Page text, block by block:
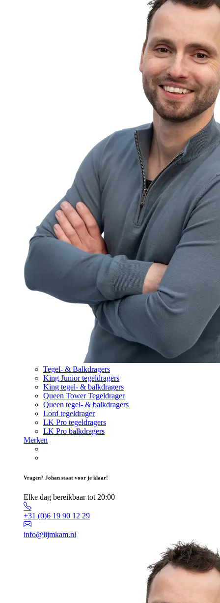
Tegel- & Balkdragers
King Junior tegeldragers
King tegel- & balkdragers
Queen Tower Tegeldrager
Queen tegel- & balkdragers
Lord tegeldrager
LK Pro tegeldragers
LK Pro balkdragers
Merken
Vragen? Johan staat voor je klaar!
Elke dag bereikbaar tot 20:00
+31 (0)6 19 90 12 29
info@lijmkam.nl